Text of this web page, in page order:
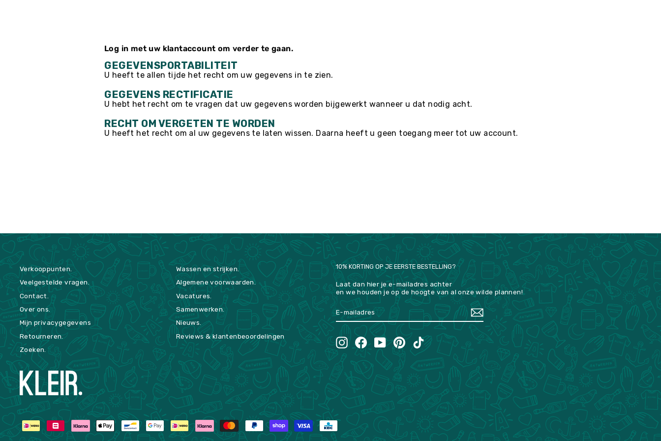
Log in met uw klantaccount om verder te gaan.
GEGEVENSPORTABILITEIT
U heeft te allen tijde het recht om uw gegevens in te zien.
GEGEVENS RECTIFICATIE
U hebt het recht om te vragen dat uw gegevens worden bijgewerkt wanneer u dat nodig acht.
RECHT OM VERGETEN TE WORDEN
U heeft het recht om al uw gegevens te laten wissen. Daarna heeft u geen toegang meer tot uw account.
Verkooppunten.
Veelgestelde vragen.
Contact.
Over ons.
Mijn privacygegevens
Retourneren.
Zoeken.
Wassen en strijken.
Algemene voorwaarden.
Vacatures.
Samenwerken.
Nieuws.
Reviews & klantenbeoordelingen
10% KORTING OP JE EERSTE BESTELLING?
Laat dan hier je e-mailadres achter
en we houden je op de hoogte van al onze wilde plannen!
E-
MAILADRES
IK
MELD
ME
AAN
InstagramFacebook
YouTubePinterestTikTok